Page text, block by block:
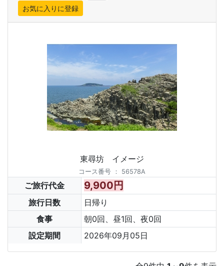
東尋坊 イメージ
コース番号 ： 56578A
ご旅行代金 9,900円
旅行日数
日帰り
食事
朝0回、昼1回、夜0回
設定期間
2026年09月05日